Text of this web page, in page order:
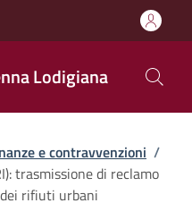
Lodigiana
e contravvenzioni /
trasmissione di reclamo
rifiuti urbani